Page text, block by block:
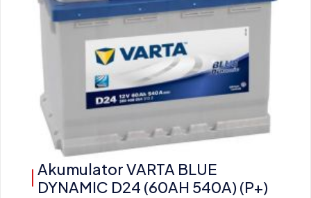
Akumulator VARTA BLUE
DYNAMIC D24 (60AH 540A) (P+)